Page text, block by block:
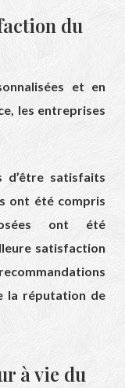
du
et en
les entreprises
d’être satisfaits
ont été compris
ont été
satisfaction
la réputation de
à vie du